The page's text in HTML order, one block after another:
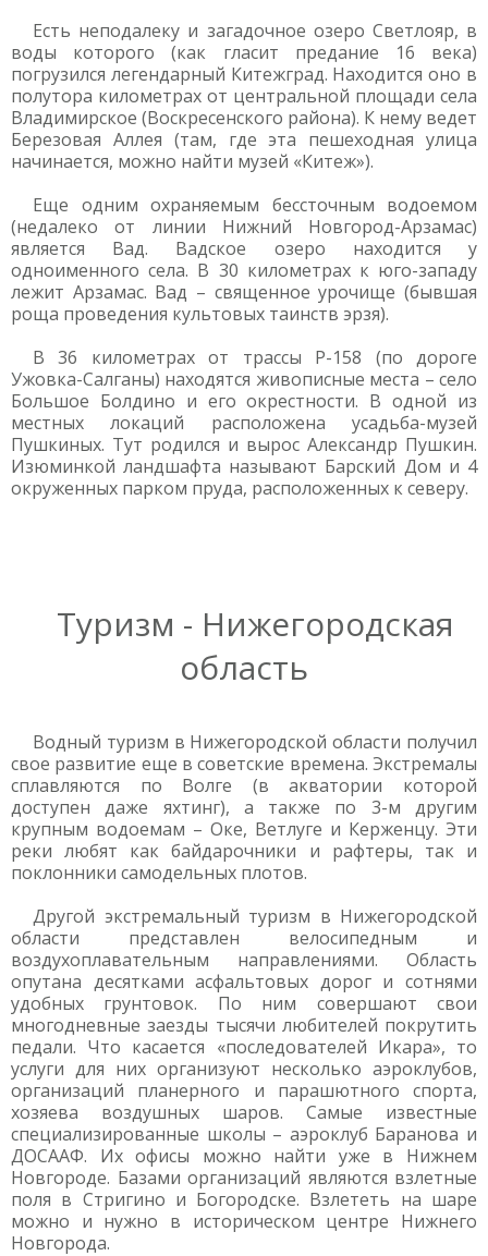
Есть неподалеку и загадочное озеро Светлояр, в
воды которого (как гласит предание 16 века)
погрузился легендарный Китежград. Находится оно в
полутора километрах от центральной площади села
Владимирское (Воскресенского района). К нему ведет
Березовая Аллея (там, где эта пешеходная улица
начинается, можно найти музей «Китеж»).
Еще одним охраняемым бессточным водоемом
(недалеко от линии Нижний Новгород-Арзамас)
является Вад. Вадское озеро находится у
одноименного села. В 30 километрах к юго-западу
лежит Арзамас. Вад – священное урочище (бывшая
роща проведения культовых таинств эрзя).
В 36 километрах от трассы Р-158 (по дороге
Ужовка-Салганы) находятся живописные места – село
Большое Болдино и его окрестности. В одной из
местных локаций расположена усадьба-музей
Пушкиных. Тут родился и вырос Александр Пушкин.
Изюминкой ландшафта называют Барский Дом и 4
окруженных парком пруда, расположенных к северу.
Туризм - Нижегородская
область
Водный туризм в Нижегородской области получил
свое развитие еще в советские времена. Экстремалы
сплавляются по Волге (в акватории которой
доступен даже яхтинг), а также по 3-м другим
крупным водоемам – Оке, Ветлуге и Керженцу. Эти
реки любят как байдарочники и рафтеры, так и
поклонники самодельных плотов.
Другой экстремальный туризм в Нижегородской
области представлен велосипедным и
воздухоплавательным направлениями. Область
опутана десятками асфальтовых дорог и сотнями
удобных грунтовок. По ним совершают свои
многодневные заезды тысячи любителей покрутить
педали. Что касается «последователей Икара», то
услуги для них организуют несколько аэроклубов,
организаций планерного и парашютного спорта,
хозяева воздушных шаров. Самые известные
специализированные школы – аэроклуб Баранова и
ДОСААФ. Их офисы можно найти уже в Нижнем
Новгороде. Базами организаций являются взлетные
поля в Стригино и Богородске. Взлететь на шаре
можно и нужно в историческом центре Нижнего
Новгорода.